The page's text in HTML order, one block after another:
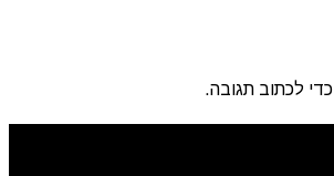
כדי לכתוב תגובה.